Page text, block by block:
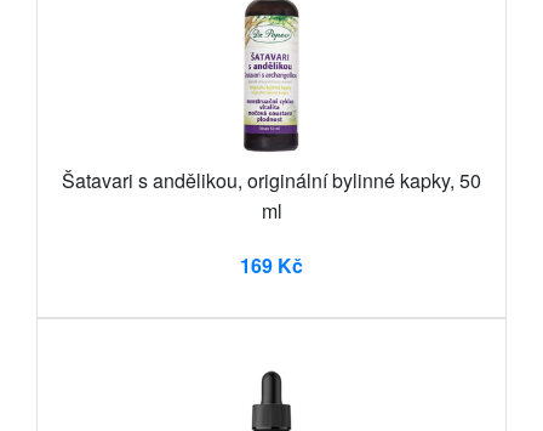
Šatavari s andělikou, originální bylinné kapky, 50
ml
169 Kč